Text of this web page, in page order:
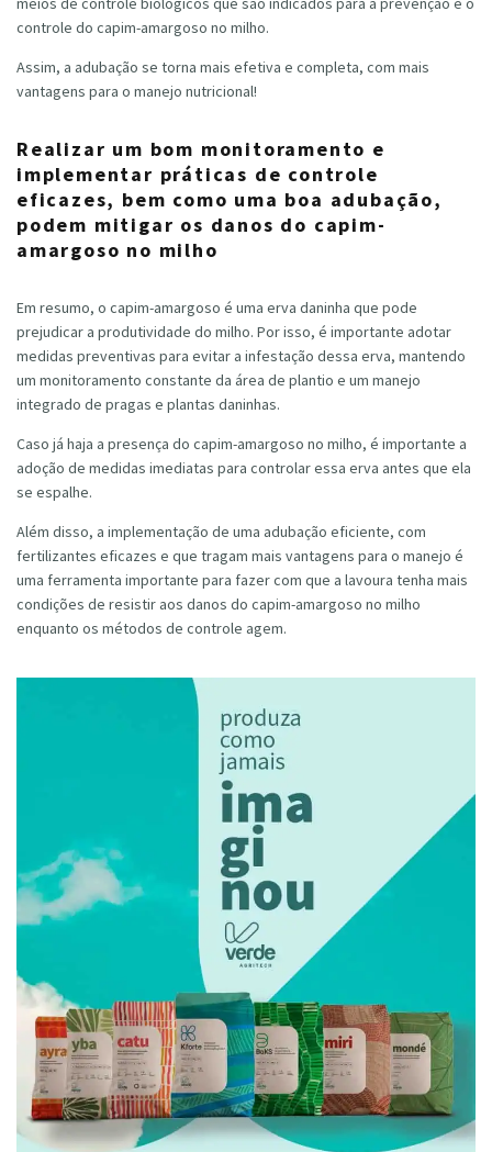
controle do capim-amargoso no milho.
Assim, a adubação se torna mais efetiva e completa, com mais
vantagens para o manejo nutricional!
Realizar um bom monitoramento e
implementar práticas de controle
eficazes, bem como uma boa adubação,
podem mitigar os danos do capim-
amargoso no milho
Em resumo, o capim-amargoso é uma erva daninha que pode
prejudicar a produtividade do milho. Por isso, é importante adotar
medidas preventivas para evitar a infestação dessa erva, mantendo
um monitoramento constante da área de plantio e um manejo
integrado de pragas e plantas daninhas.
Caso já haja a presença do capim-amargoso no milho, é importante a
adoção de medidas imediatas para controlar essa erva antes que ela
se espalhe.
Além disso, a implementação de uma adubação eficiente, com
fertilizantes eficazes e que tragam mais vantagens para o manejo é
uma ferramenta importante para fazer com que a lavoura tenha mais
condições de resistir aos danos do capim-amargoso no milho
enquanto os métodos de controle agem.